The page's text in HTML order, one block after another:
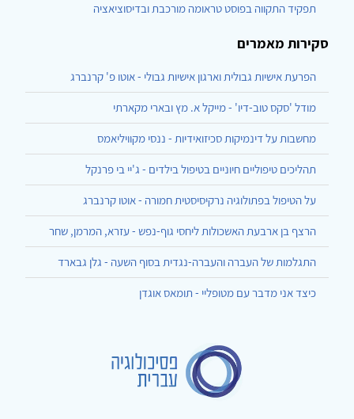
תפקיד התקווה בפוסט טראומה מורכבת ובדיסוציאציה
סקירות מאמרים
הפרעת אישיות גבולית וארגון אישיות גבולי - אוטו פ' קרנברג
מודל 'סקס טוב-דיו' - מייקל א. מץ ובארי מקארתי
מחשבות על דינמיקות סכיזואידיות - ננסי מקוויליאמס
תהליכים טיפוליים חיוניים בטיפול בילדים - ג'יי בי פרנקל
על הטיפול בפתולוגיה נרקיסיסטית חמורה - אוטו קרנברג
הרצף בן ארבעת האשכולות ליחסי גוף-נפש - עזרא, המרמן, שחר
התגלמות של העברה והעברה-נגדית בסוף השעה - גלן גבארד
כיצד אני מדבר עם מטופליי - תומאס אוגדן